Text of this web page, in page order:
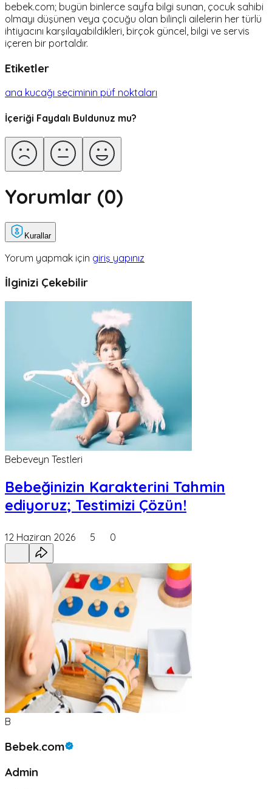
bebek.com; bugün binlerce sayfa bilgi sunan, çocuk sahibi
olmayı düşünen veya çocuğu olan bilinçli ailelerin her türlü
ihtiyacını karşılayabildikleri, birçok güncel, bilgi ve servis
içeren bir portaldır.
Etiketler
ana kucağı seçiminin püf noktaları
İçeriği Faydalı Buldunuz mu?
Yorumlar (0)
Kurallar
Yorum yapmak için giriş yapınız
İlginizi Çekebilir
Bebeveyn Testleri
Bebeğinizin Karakterini Tahmin
ediyoruz; Testimizi Çözün!
12 Haziran 2026 5 0
B
Bebek.com
Admin